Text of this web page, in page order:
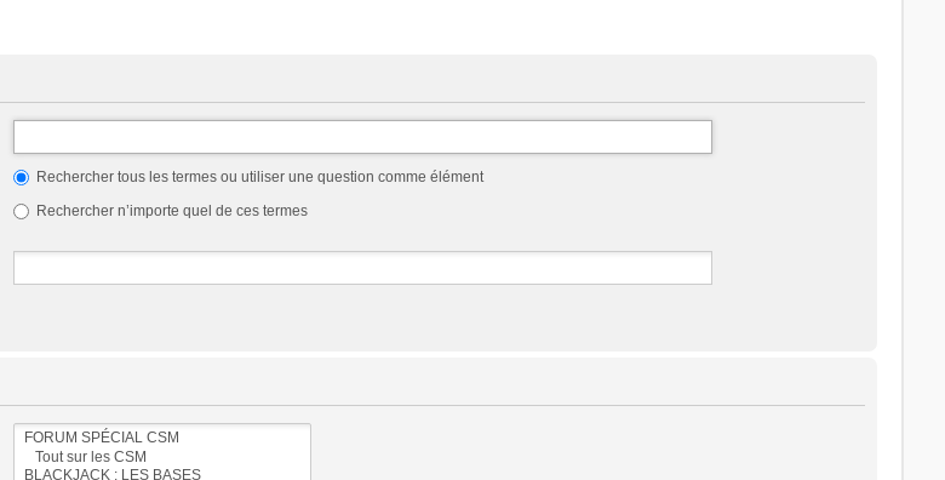
Rechercher tous les termes ou utiliser une question comme élément
Rechercher n’importe quel de ces termes